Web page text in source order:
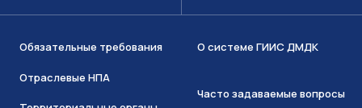
Обязательные требования
Отраслевые НПА
О системе ГИИС ДМДК
Часто задаваемые вопросы